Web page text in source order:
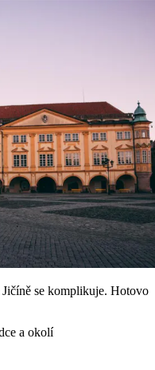
se komplikuje. Hotovo
a okolí